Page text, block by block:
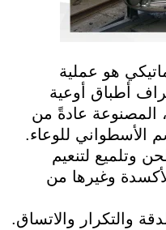
هو عملية
أطباق أوعية
المصنوعة عادةً من
الأسطواني للوعاء.
وتلميع لتنعيم
وغيرها من
والتكرار والاتساق.